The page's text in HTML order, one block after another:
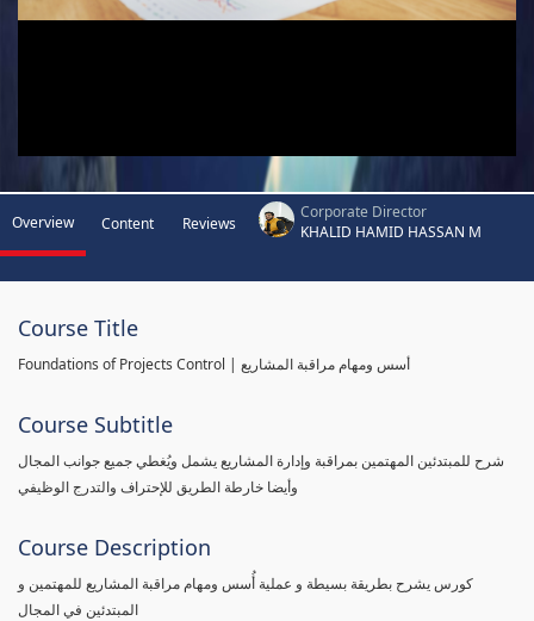
Overview Content Reviews
Corporate Director
KHALID HAMID HASSAN M
Course Title
Foundations of Projects Control | أسس ومهام مراقبة المشاريع
Course Subtitle
شرح للمبتدئين المهتمين بمراقبة وإدارة المشاريع يشمل ويُغطي جميع جوانب المجال
وأيضا خارطة الطريق للإحتراف والتدرج الوظيفي
Course Description
كورس يشرح بطريقة بسيطة و عملية أُسس ومهام مراقبة المشاريع للمهتمين و
المبتدئين في المجال